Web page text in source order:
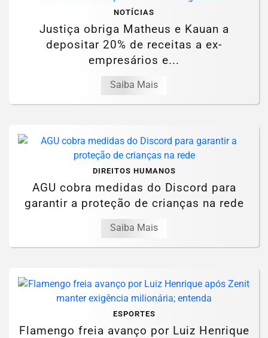
NOTÍCIAS
Justiça obriga Matheus e Kauan a
depositar 20% de receitas a ex-
empresários e...
Saiba Mais
DIREITOS HUMANOS
AGU cobra medidas do Discord para
garantir a proteção de crianças na rede
Saiba Mais
ESPORTES
Flamengo freia avanço por Luiz Henrique